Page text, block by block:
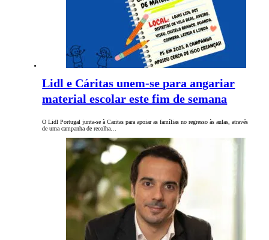
Lidl e Cáritas unem-se para angariar
material escolar este fim de semana
O Lidl Portugal junta-se à Caritas para apoiar as famílias no regresso às aulas, através
de uma campanha de recolha…